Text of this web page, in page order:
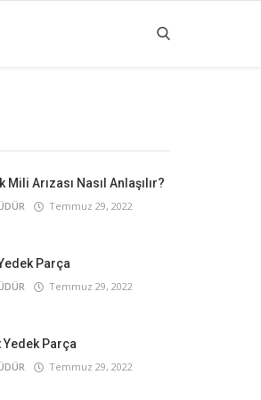
Mili Arızası Nasıl Anlaşılır?
Temmuz 29, 2022
Parça
Temmuz 29, 2022
Yedek Parça
Temmuz 29, 2022